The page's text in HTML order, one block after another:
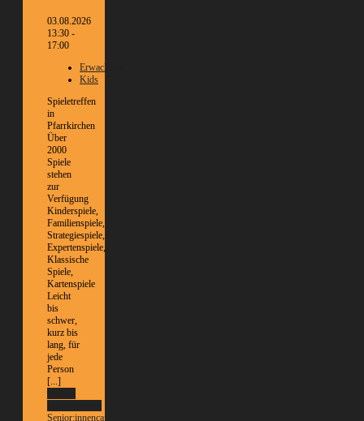
03.08.2026
13:30 -
17:00
Erwachsene
Kids
Spieletreffen
in
Pfarrkirchen
Über
2000
Spiele
stehen
zur
Verfügung
Kinderspiele,
Familienspiele,
Strategiespiele,
Expertenspiele,
Klassische
Spiele,
Kartenspiele
Leicht
bis
schwer,
kurz bis
lang, für
jede
Person
[...]
Senior:innencafé